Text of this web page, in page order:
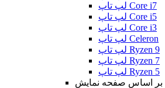
لپ تاپ Core i7
لپ تاپ Core i5
لپ تاپ Core i3
لپ تاپ Celeron
لپ تاپ Ryzen 9
لپ تاپ Ryzen 7
لپ تاپ Ryzen 5
بر اساس صفحه نمایش